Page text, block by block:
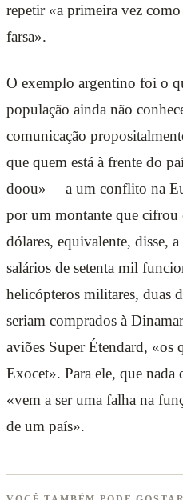
repetir «a primeira vez
farsa».
O exemplo argentino foi o
população ainda não
comunicação
que quem está à frente do
doou»— a um conflito na
por um montante que cifrou
dólares, equivalente, disse,
salários de setenta mil
helicópteros militares, duas
seriam comprados à
aviões Super Étendard, «os
Exocet». Para ele, que nada
«vem a ser uma falha na
de um país».